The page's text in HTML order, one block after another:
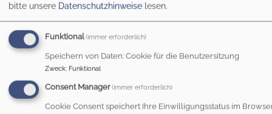
Archiv Heilig Kreuz
Entschließung vom 16.09.1840
Die Wiederherstellung einer eigenständigen Gemeinde
bitte unsere Datenschutzhinweise lesen.
Funktional(immer erforderlich)
Speichern von Daten: Cookie für die Benutzersitzung
Zweck: Funktional
Consent Manager(immer erforderlich)
Cookie Consent speichert Ihre Einwilligungsstatus im